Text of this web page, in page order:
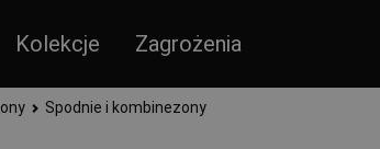
Kolekcje Zagrożenia
Spodnie i kombinezony